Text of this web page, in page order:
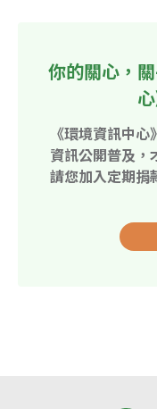
你的關心，
《環境資訊中
資訊公開普及，
請您加入定期捐